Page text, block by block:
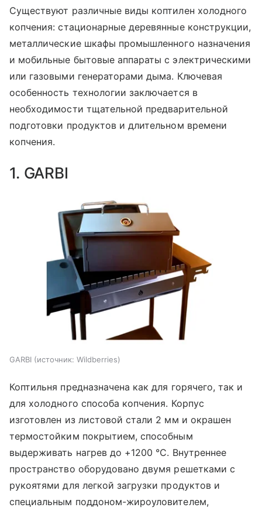
Существуют различные виды коптилен холодного
копчения: стационарные деревянные конструкции,
металлические шкафы промышленного назначения
и мобильные бытовые аппараты с электрическими
или газовыми генераторами дыма. Ключевая
особенность технологии заключается в
необходимости тщательной предварительной
подготовки продуктов и длительном времени
копчения.
1. GARBI
GARBI источник: Wildberries
Коптильня предназначена как для горячего, так и
для холодного способа копчения. Корпус
изготовлен из листовой стали 2 мм и окрашен
термостойким покрытием, способным
выдерживать нагрев до +1200 °C. Внутреннее
пространство оборудовано двумя решетками с
рукоятями для легкой загрузки продуктов и
специальным поддоном-жироуловителем,